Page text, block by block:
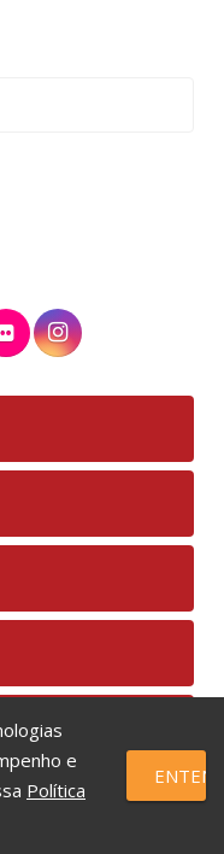
e
Política